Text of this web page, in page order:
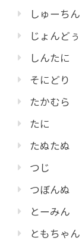
しゅーちん
じょんどぅ
しんたに
そにどり
たかむら
たに
たぬたぬ
つじ
つぼんぬ
とーみん
ともちゃん